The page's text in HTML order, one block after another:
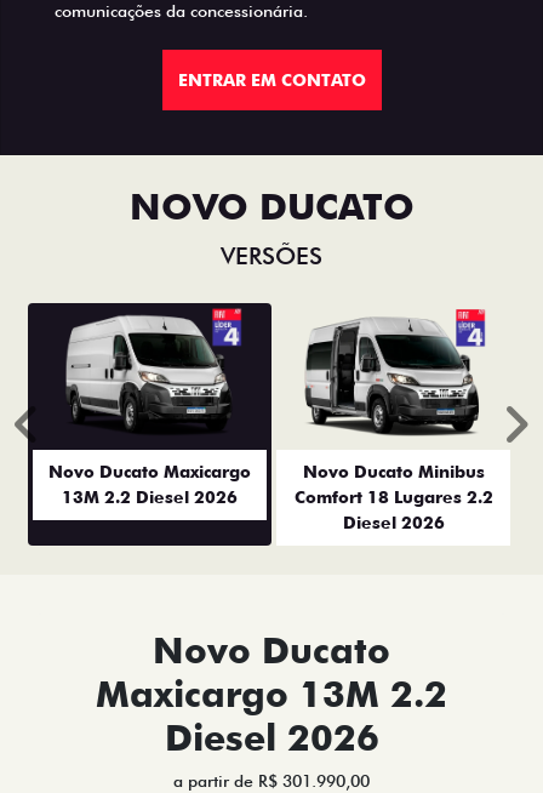
comunicações da concessionária.
ENTRAR EM CONTATO
NOVO DUCATO
VERSÕES
Novo Ducato Maxicargo
13M 2.2 Diesel 2026
Novo Ducato Minibus
Comfort 18 Lugares 2.2
Diesel 2026
Anterior
Novo Ducato
Maxicargo 13M 2.2
Diesel 2026
a partir de R$ 301.990,00